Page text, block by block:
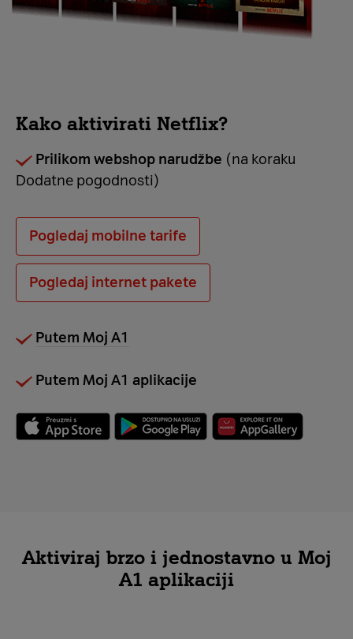
Kako aktivirati Netflix?
Prilikom webshop narudžbe (na koraku
Dodatne pogodnosti)
Pogledaj mobilne tarife
Pogledaj internet pakete
Putem Moj A1
Putem Moj A1 aplikacije
Aktiviraj brzo i jednostavno u Moj
A1 aplikaciji